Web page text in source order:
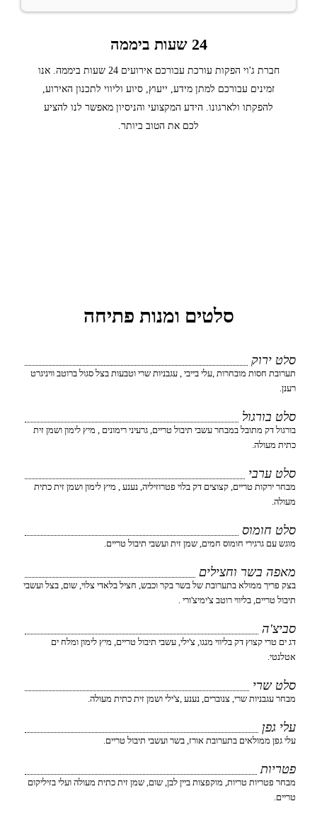
24 שעות ביממה
חברת ג'וי הפקות עורכת עבורכם אירועים 24 שעות ביממה. אנו
זמינים עבורכם למתן מידע, ייעוץ, סיוע וליווי לתכנון האירוע,
להפקתו ולארגונו. הידע המקצועי והניסיון מאפשר לנו להציע
לכם את הטוב ביותר.
סלטים ומנות פתיחה
סלט ירוק
תערובת חסות מובחרות ,עלי בייבי , עגבניות שרי וטבעות בצל סגול ברוטב וויניגרט
רענן.
סלט בורגול
בורגול דק מתובל במבחר עשבי תיבול טריים, גרעיני רימונים , מיץ לימון ושמן זית
כתית מעולה.
סלט ערבי
מבחר ירקות טריים, קצוצים דק בלוי פטרוזיליה, נענע , מיץ לימון ושמן זית כתית
מעולה.
סלט חומוס
מוגש עם גרגירי חומוס חמים, שמן זית ועשבי תיבול טריים.
מאפה בשר וחצילים
בצק פריך ממולא בתערובת של בשר בקר וכבש, חציל בלאדי צלוי, שום, בצל ועשבי
תיבול טריים, בליווי רוטב צ'ימיצ'ורי .
סביצ'ה
דג ים טרי קצוץ דק בליווי מנגו, צ'ילי, עשבי תיבול טריים, מיץ לימון ומלח ים
אטלנטי.
סלט שרי
מבחר עגבניות שרי, צנוברים, נענע ,צ'ילי ושמן זית כתית מעולה.
עלי גפן
עלי גפן ממולאים בתערובת אורז, בשר ועשבי תיבול טריים.
פטריות
מבחר פטריות טריות, מוקפצות ביין לבן, שום, שמן זית כתית מעולה ועלי בזיליקום
טריים.